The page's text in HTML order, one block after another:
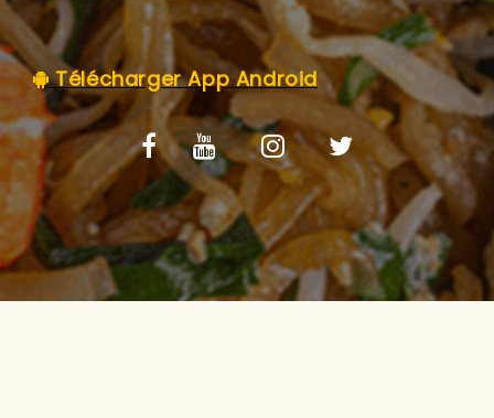
Télécharger App Android